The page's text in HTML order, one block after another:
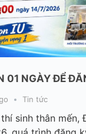
01 NGÀY ĐỂ
Tin tức
sinh thân mến,